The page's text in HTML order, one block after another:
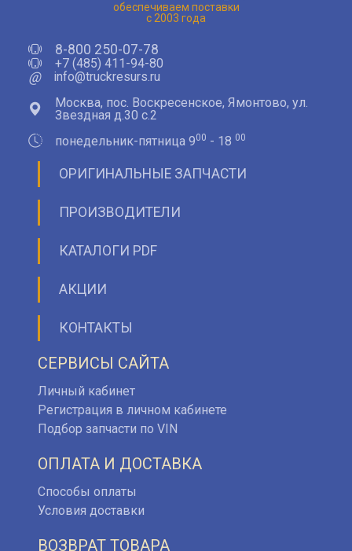
обеспечиваем поставки
с 2003 года
8-800 250-07-78
+7 (485) 411-94-80
@
info@truckresurs.ru
Москва, пос. Воскресенское, Ямонтово, ул.
Звездная д.30 с.2
понедельник-пятница 900 - 18 00
ОРИГИНАЛЬНЫЕ ЗАПЧАСТИ
ПРОИЗВОДИТЕЛИ
КАТАЛОГИ PDF
АКЦИИ
КОНТАКТЫ
СЕРВИСЫ САЙТА
Личный кабинет
Регистрация в личном кабинете
Подбор запчасти по VIN
ОПЛАТА И ДОСТАВКА
Способы оплаты
Условия доставки
ВОЗВРАТ ТОВАРА